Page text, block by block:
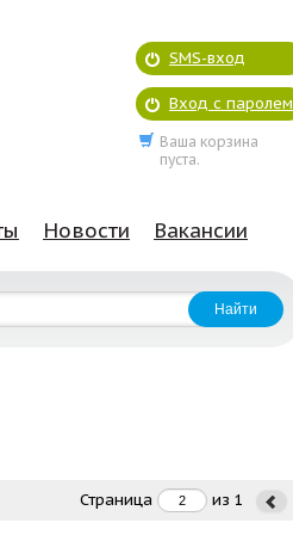
SMS-вход
Вход с паролем
Ваша корзина
пуста.
Новости Вакансии
Страница из 1